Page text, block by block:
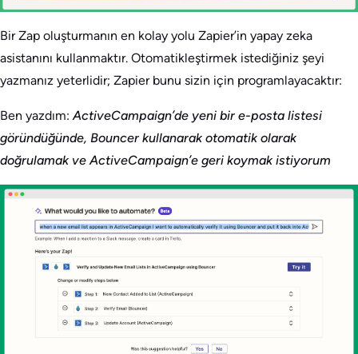
Bir Zap oluşturmanın en kolay yolu Zapier’in yapay zeka
asistanını kullanmaktır. Otomatikleştirmek istediğiniz şeyi
yazmanız yeterlidir; Zapier bunu sizin için programlayacaktır:
Ben yazdım: ActiveCampaign’de yeni bir e-posta listesi
göründüğünde, Bouncer kullanarak otomatik olarak
doğrulamak ve ActiveCampaign’e geri koymak istiyorum